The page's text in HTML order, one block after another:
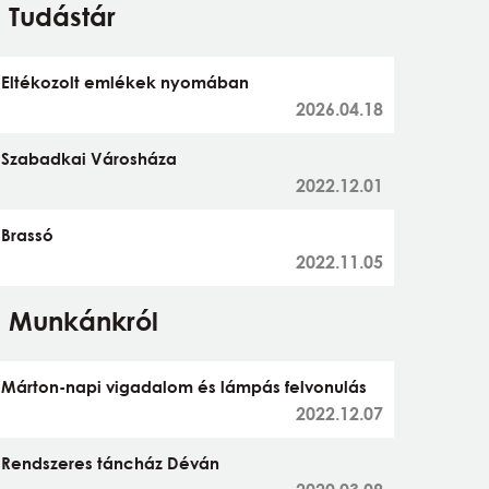
Tudástár
Eltékozolt emlékek nyomában
2026.04.18
Szabadkai Városháza
2022.12.01
Brassó
2022.11.05
Munkánkról
Márton-napi vigadalom és lámpás felvonulás
2022.12.07
Rendszeres táncház Déván